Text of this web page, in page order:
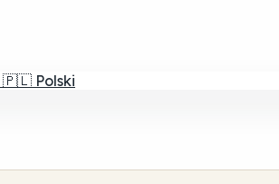
🇵🇱 Polski